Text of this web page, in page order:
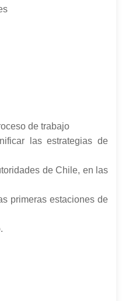
de trabajo
las estrategias de
de Chile, en las
primeras estaciones de